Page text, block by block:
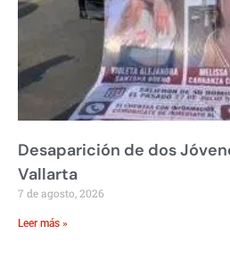
Desaparición de dos
Vallarta
7 de agosto, 2026
Leer más »